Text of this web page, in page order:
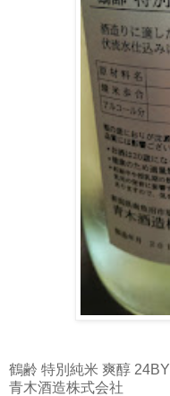
鶴齢 特別純米 爽醇 24BY
青木酒造株式会社